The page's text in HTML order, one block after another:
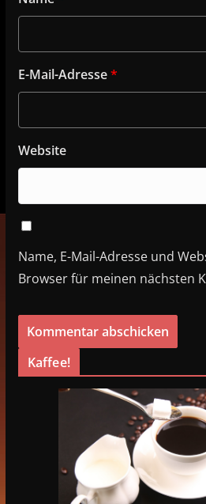
E-Mail-Adresse*
Website
Name, E-Mail-Adresse und
Browser für meinen nächsten
Kaffee!